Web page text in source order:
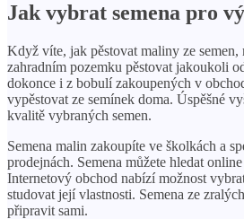
Jak vybrat semena pro
Když víte, jak pěstovat maliny ze semen,
zahradním pozemku pěstovat jakoukoli
dokonce i z bobulí zakoupených v
vypěstovat ze semínek doma. Úspěšné
kvalitě vybraných semen.
Semena malin zakoupíte ve školkách a
prodejnách. Semena můžete hledat
Internetový obchod nabízí možnost
studovat její vlastnosti. Semena ze
připravit sami.